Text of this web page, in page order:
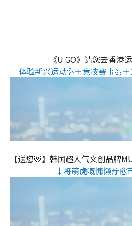
《U GO》请您去香港
体验新兴运动💦＋竞技赛事💪
【送您🐯】韩国超人气文创品牌
↓将萌虎嘅慵懒疗愈